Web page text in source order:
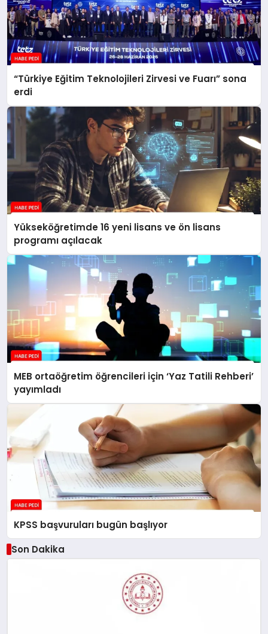
“Türkiye Eğitim Teknolojileri Zirvesi ve Fuarı” sona
erdi
Yükseköğretimde 16 yeni lisans ve ön lisans
programı açılacak
MEB ortaöğretim öğrencileri için ‘Yaz Tatili Rehberi’
yayımladı
KPSS başvuruları bugün başlıyor
Son Dakika